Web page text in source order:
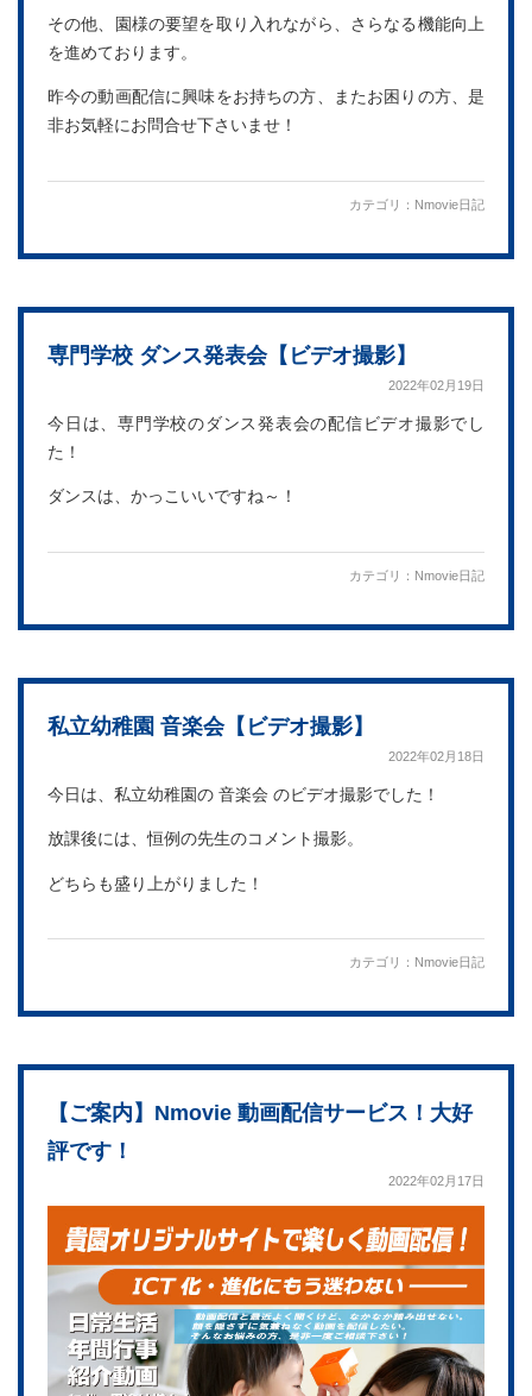
その他、園様の要望を取り入れながら、さらなる機能向上
を進めております。
昨今の動画配信に興味をお持ちの方、またお困りの方、是
非お気軽にお問合せ下さいませ！
カテゴリ： Nmovie日記
専門学校 ダンス発表会【ビデオ撮影】
2022年02月19日
今日は、専門学校のダンス発表会の配信ビデオ撮影でし
た！
ダンスは、かっこいいですね～！
カテゴリ： Nmovie日記
私立幼稚園 音楽会【ビデオ撮影】
2022年02月18日
今日は、私立幼稚園の 音楽会 のビデオ撮影でした！
放課後には、恒例の先生のコメント撮影。
どちらも盛り上がりました！
カテゴリ： Nmovie日記
【ご案内】Nmovie 動画配信サービス！大好
評です！
2022年02月17日